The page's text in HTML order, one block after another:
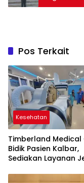
Pos Terkait
Kesehatan
Timberland Medical
Bidik Pasien Kalbar,
Sediakan Layanan
Aruk